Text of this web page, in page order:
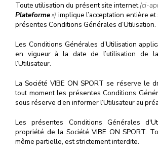
Toute utilisation du présent site internet(ci-
Plateforme») implique l’acceptation entière
présentes Conditions Générales d’Utilisation.
Les Conditions Générales d’Utilisation
en vigueur à la date de l’utilisation de
l’Utilisateur.
La Société VIBE ON SPORT se réserve le
tout moment les présentes Conditions
sous réserve d’en informer l’Utilisateur au
Les présentes Conditions Générales
propriété de la Société VIBE ON SPORT.
même partielle, est strictement interdite.